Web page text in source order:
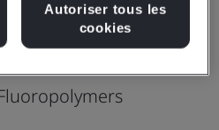
Autoriser tous les
cookies